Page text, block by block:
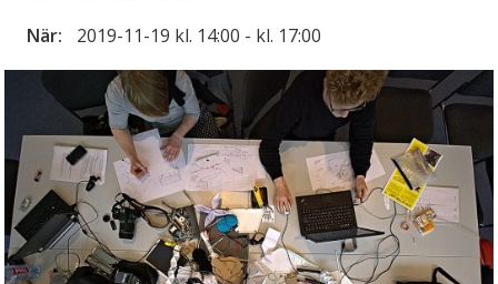
När: 2019-11-19 kl. 14:00 - kl. 17:00